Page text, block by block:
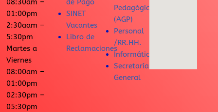
08:30am –
01:00pm
2:30aam –
5:30pm
Martes a
Viernes
08:00am –
01:00pm
02:30pm –
05:30pm
de Pago
SINET
Vacantes
Libro de
Reclamaciones
Pedagógica
(AGP)
Personal
/RR.HH.
Informática
Secretaría
General